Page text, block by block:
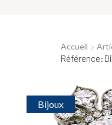
Accueil
Bijoux